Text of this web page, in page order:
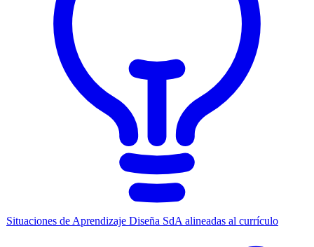
Situaciones de Aprendizaje Diseña SdA alineadas al currículo